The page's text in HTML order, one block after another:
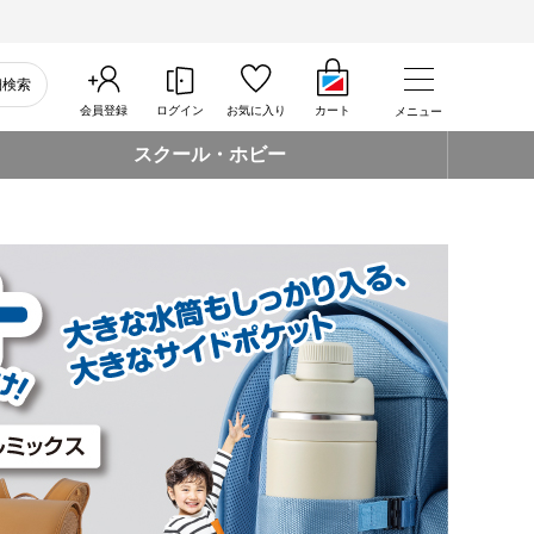
索
会員登録 ログイン お気に入り カート メニュー
スクール・ホビー